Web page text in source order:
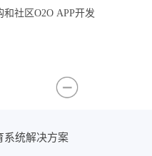
和社区O2O APP开发
系统解决方案